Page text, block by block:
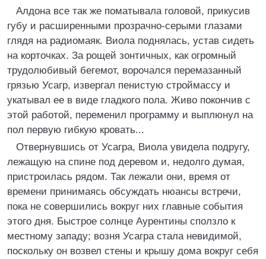
Алдона все так же поматывала головой, прикусив
губу и расширенными прозрачно-серыми глазами
глядя на радиомаяк. Виола поднялась, устав сидеть
на корточках. За рощей зонтичных, как огромный
трудолюбивый бегемот, ворочался перемазанный
грязью Усагр, извергал пенистую строймассу и
укатывал ее в виде гладкого пола. Живо покончив с
этой работой, переменил программу и выплюнул на
пол первую гибкую кровать...
Отвернувшись от Усагра, Виола увидела подругу,
лежащую на спине под деревом и, недолго думая,
пристроилась рядом. Так лежали они, время от
времени принимаясь обсуждать нюансы встречи,
пока не совершились вокруг них главные события
этого дня. Быстрое солнце Аурентины сползло к
местному западу; возня Усагра стала невидимой,
поскольку он возвел стены и крышу дома вокруг себя